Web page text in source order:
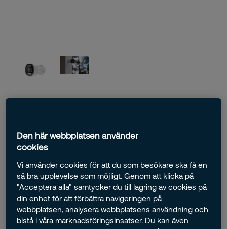
OBS! Kräver abonnemanget STORA
Kan kopplas ihop med många Smarta hem-system
Live videoövervakning i full HD
Videoanalys och Rörelseaktiverad inspelning
Inspelning vid larm
Den här webbplatsen använder
cookies
Vi använder cookies för att du som besökare ska få en
så bra upplevelse som möjligt. Genom att klicka på
"Acceptera alla" samtycker du till lagring av cookies på
din enhet för att förbättra navigeringen på
webbplatsen, analysera webbplatsens användning och
bistå i våra marknadsföringsinsatser. Du kan även